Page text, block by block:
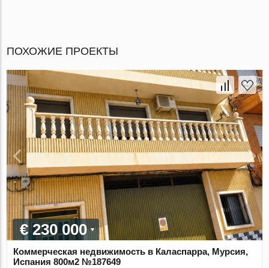
ПОХОЖИЕ ПРОЕКТЫ
€ 230 000
Коммерческая недвижимость в Каласпарра, Мурсия,
Испания 800м2 №187649